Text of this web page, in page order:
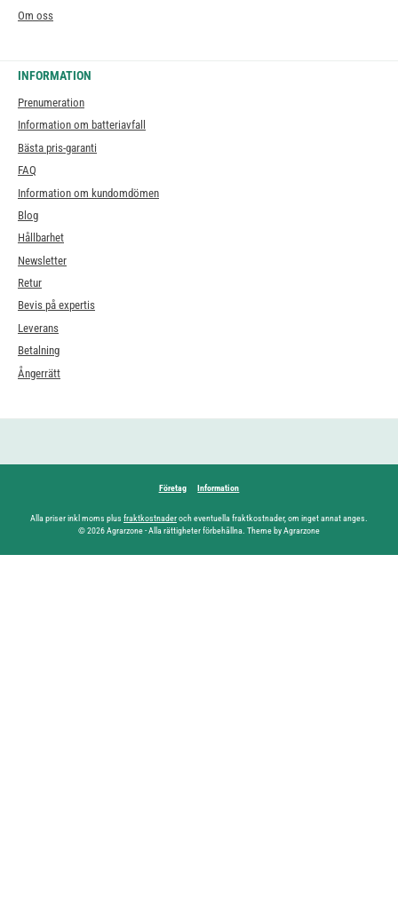
Om oss
INFORMATION
Prenumeration
Information om batteriavfall
Bästa pris-garanti
FAQ
Information om kundomdömen
Blog
Hållbarhet
Newsletter
Retur
Bevis på expertis
Leverans
Betalning
Ångerrätt
Företag Information
Alla priser inkl moms plus fraktkostnaderoch eventuella fraktkostnader, om inget annat anges.
© 2026 Agrarzone - Alla rättigheter förbehållna. Theme by Agrarzone